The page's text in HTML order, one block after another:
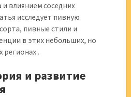
влиянием соседних
исследует пивную
пивные стили и
в этих небольших, но
регионах․
и развитие